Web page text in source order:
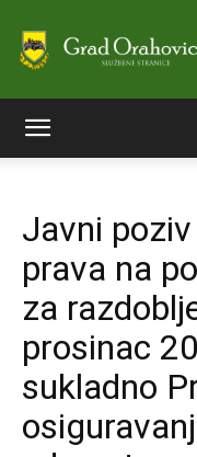
Javni
prava na
za
prosinac
sukladno